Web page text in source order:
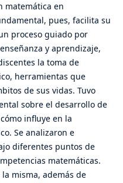
matemática en
pues, facilita su
proceso guiado por
y aprendizaje,
la toma de
herramientas que
de sus vidas. Tuvo
sobre el desarrollo de
influye en la
Se analizaron e
diferentes puntos de
matemáticas.
misma, además de